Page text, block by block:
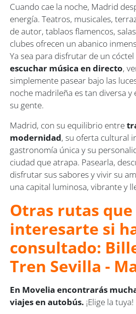
Cuando cae la noche, Madrid
energía. Teatros, musicales,
de autor, tablaos flamencos,
clubes ofrecen un abanico
Ya sea para disfrutar de un
escuchar música en directo,
simplemente pasear bajo las
noche madrileña es tan diversa
su gente.
Madrid, con su equilibrio entre
modernidad, su oferta cultural
gastronomía única y su
ciudad que atrapa. Pasearla,
disfrutar sus sabores y vivir su
una capital luminosa, vibrante y
Otras rutas
interesarte si
consultado:
Tren Sevilla -
En Movelia encontrarás
viajes en autobús. ¡Elige la tuya!